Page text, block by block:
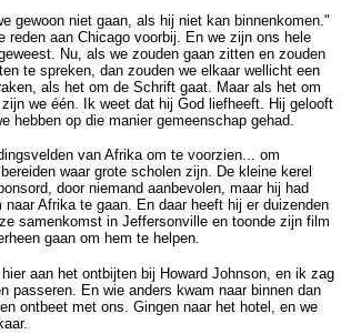
niet gaan, als hij niet kan binnenkomen."
reden aan Chicago voorbij. En we zijn ons hele
Nu, als we zouden gaan zitten en zouden
te spreken, dan zouden we elkaar wellicht een
als het om de Schrift gaat. Maar als het om
we één. Ik weet dat hij God liefheeft. Hij gelooft
hebben op die manier gemeenschap gehad.
van Afrika om te voorzien... om
waar grote scholen zijn. De kleine kerel
door niemand aanbevolen, maar hij had
Afrika te gaan. En daar heeft hij er duizenden
samenkomst in Jeffersonville en toonde zijn film
gaan om hem te helpen.
aan het ontbijten bij Howard Johnson, en ik zag
passeren. En wie anders kwam naar binnen dan
ontbeet met ons. Gingen naar het hotel, en we